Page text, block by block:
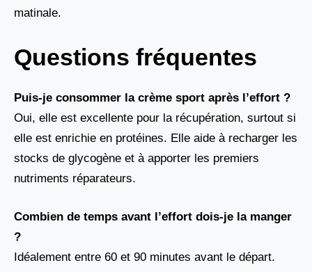
matinale.
Questions fréquentes
Puis-je consommer la crème sport après l’effort ?
Oui, elle est excellente pour la récupération, surtout si
elle est enrichie en protéines. Elle aide à recharger les
stocks de glycogène et à apporter les premiers
nutriments réparateurs.
Combien de temps avant l’effort dois-je la manger
?
Idéalement entre 60 et 90 minutes avant le départ.